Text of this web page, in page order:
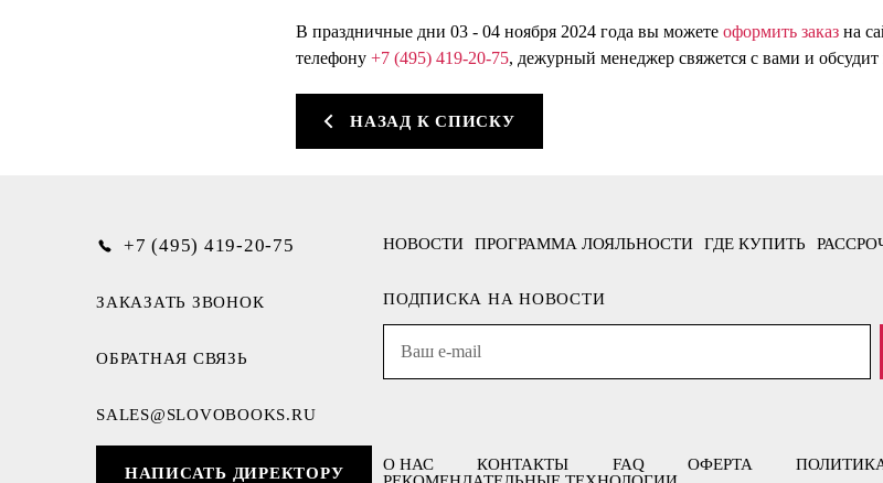
В праздничные дни 03 - 04 ноября 2024 года вы можете оформить заказ на
телефону +7 (495) 419-20-75, дежурный менеджер свяжется с вами и обсудит
НАЗАД К СПИСКУ
НОВОСТИ ПРОГРАММА ЛОЯЛЬНОСТИ ГДЕ КУПИТЬ
ПОДПИСКА НА НОВОСТИ
О НАС КОНТАКТЫ FAQ ОФЕРТА
+7 (495) 419-20-75
ЗАКАЗАТЬ ЗВОНОК
ОБРАТНАЯ СВЯЗЬ
SALES@SLOVOBOOKS.RU
НАПИСАТЬ ДИРЕКТОРУ